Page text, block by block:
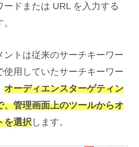
ドまたは URL を入力する
ントは従来のサーチキーワー
使用していたサーチキーワー
オーディエンスターゲティン
、管理画面上のツールからオ
を選択します。